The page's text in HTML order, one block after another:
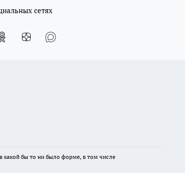
сетях
какой бы то ни было форме, в том числе